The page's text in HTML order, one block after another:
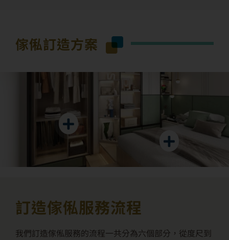
傢俬訂造方案
訂造傢俬服務流程
我們訂造傢俬服務的流程一共分為六個部分，從度尺到